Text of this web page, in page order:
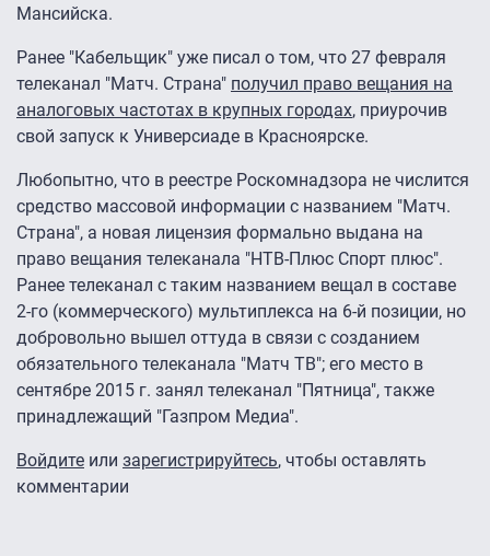
Мансийска.
Ранее "Кабельщик" уже писал о том, что 27 февраля
телеканал "Матч. Страна" получил право вещания на
аналоговых частотах в крупных городах, приурочив
свой запуск к Универсиаде в Красноярске.
Любопытно, что в реестре Роскомнадзора не числится
средство массовой информации с названием "Матч.
Страна", а новая лицензия формально выдана на
право вещания телеканала "НТВ-Плюс Спорт плюс".
Ранее телеканал с таким названием вещал в составе
2-го (коммерческого) мультиплекса на 6-й позиции, но
добровольно вышел оттуда в связи с созданием
обязательного телеканала "Матч ТВ"; его место в
сентябре 2015 г. занял телеканал "Пятница", также
принадлежащий "Газпром Медиа".
Войдите или зарегистрируйтесь, чтобы оставлять
комментарии